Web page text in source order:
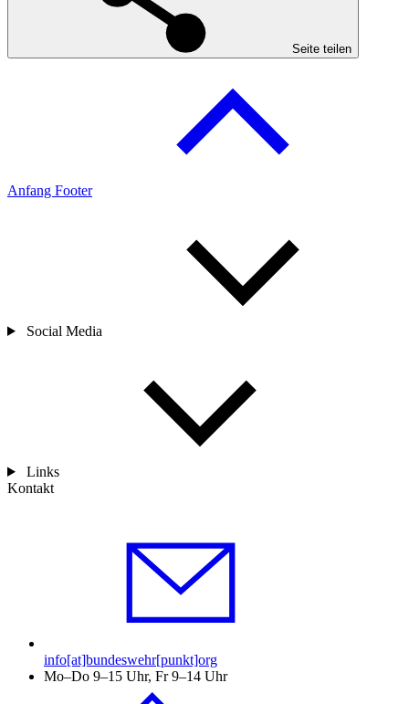
Seite teilen
Anfang Footer
Social Media
Links
Kontakt
info[at]bundeswehr[punkt]org
Mo–Do 9–15 Uhr, Fr 9–14 Uhr